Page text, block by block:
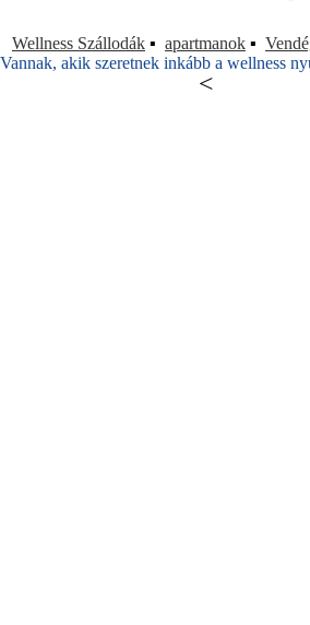
<
Wellness Szállodák ▪ apartmanok ▪
Vannak, akik szeretnek inkább a wellness